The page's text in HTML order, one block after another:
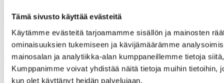
Tämä sivusto käyttää evästeitä
Käytämme evästeitä tarjoamamme sisällön ja mainosten
ominaisuuksien tukemiseen ja kävijämäärämme
mainosalan ja analytiikka-alan kumppaneillemme tietoja
Kumppanimme voivat yhdistää näitä tietoja muihin tietoihin,
kun olet käyttänyt heidän palvelujaan.
– Itse ajattelee helposti, että pitää selvitä yksin. Todellisuudessa
monen perheen elämä helpottuisi, jos uskaltaisi myöntää, ettei
kaikkeen tarvitse pystyä itse. Kun äiti jaksaa, koko perhe voi hyvin.
Lue lisää Jelppi-toiminnasta täältä.